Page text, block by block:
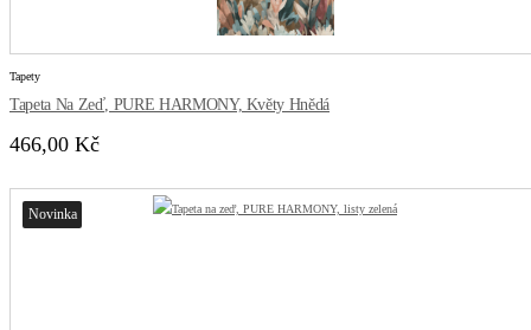
Tapety
Tapeta Na Zeď, PURE HARMONY, Květy Hnědá
466,00 Kč
Novinka